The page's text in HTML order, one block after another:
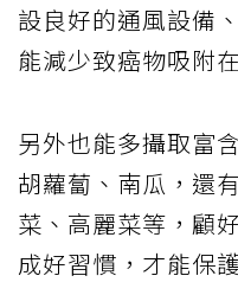
設良好的通風設備
能減少致癌物吸附
另外也能多攝取富
胡蘿蔔、南瓜，還
菜、高麗菜等，顧
成好習慣，才能保